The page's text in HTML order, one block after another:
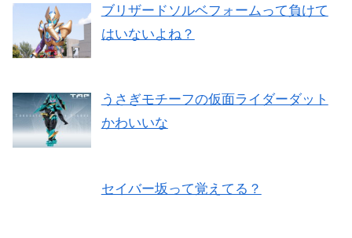
ブリザードソルベフォームって負けて
はいないよね？
うさぎモチーフの仮面ライダーダット
かわいいな
セイバー坂って覚えてる？